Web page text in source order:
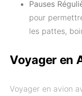
Pauses
pour
les pattes,
Voyager en
Voyager en avion